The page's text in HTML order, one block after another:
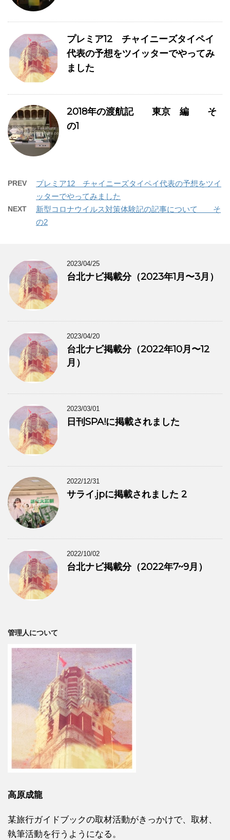
プレミア12 チャイニーズタイペイ
代表の予想をツイッターでやってみ
ました
2018年の渡航記 東京 編 そ
の1
PREV
プレミア12 チャイニーズタイペイ代表の予想をツイ
ッターでやってみました
NEXT
新型コロナウイルス対策体験記の記事について そ
の2
2023/04/25
台北ナビ掲載分（2023年1月〜3月）
2023/04/20
台北ナビ掲載分（2022年10月〜12
月）
2023/03/01
日刊SPA!に掲載されました
2022/12/31
サライ.jpに掲載されました 2
2022/10/02
台北ナビ掲載分（2022年7~9月）
管理人について
高原成龍
某旅行ガイドブックの取材活動がきっかけで、取材、
執筆活動を行うようになる。